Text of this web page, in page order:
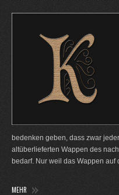
bedenken geben, dass zwar
altüberlieferten Wappen des
bedarf. Nur weil das Wappen auf
MEHR